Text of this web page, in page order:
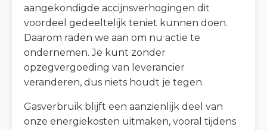
aangekondigde accijnsverhogingen dit
voordeel gedeeltelijk teniet kunnen doen.
Daarom raden we aan om nu actie te
ondernemen. Je kunt zonder
opzegvergoeding van leverancier
veranderen, dus niets houdt je tegen.
Gasverbruik blijft een aanzienlijk deel van
onze energiekosten uitmaken, vooral tijdens